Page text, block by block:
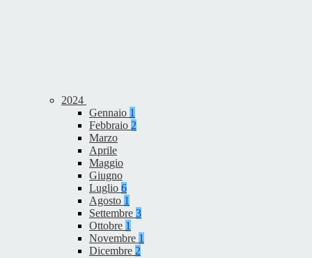
2024
Gennaio 1
Febbraio 2
Marzo
Aprile
Maggio
Giugno
Luglio 6
Agosto 1
Settembre 3
Ottobre 1
Novembre 1
Dicembre 2